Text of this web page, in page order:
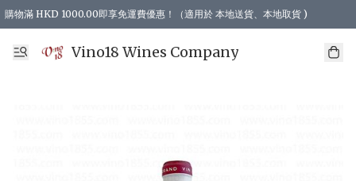
購物滿 HKD 1000.00即享免運費優惠！（適用於 本地送貨、本地取貨 )
Vino18 Wines Company